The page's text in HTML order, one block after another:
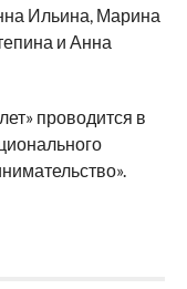
Ильина, Марина
и Анна
проводится в